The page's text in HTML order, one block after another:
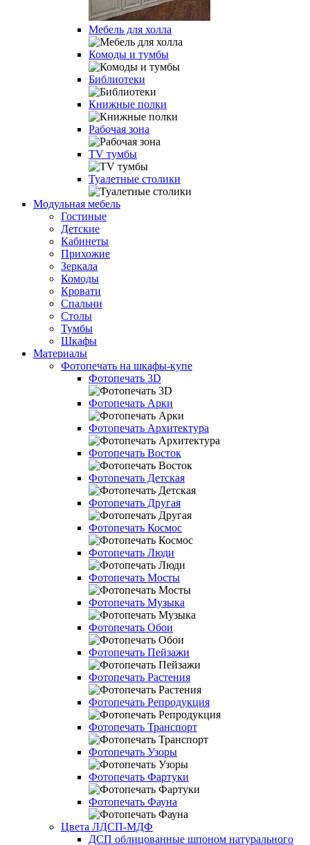
Мебель для холла
Комоды и тумбы
Библиотеки
Книжные полки
Рабочая зона
TV тумбы
Туалетные столики
Модульная мебель
Гостиные
Детские
Кабинеты
Прихожие
Зеркала
Комоды
Кровати
Спальни
Столы
Тумбы
Шкафы
Материалы
Фотопечать на шкафы-купе
Фотопечать 3D
Фотопечать Арки
Фотопечать Архитектура
Фотопечать Восток
Фотопечать Детская
Фотопечать Другая
Фотопечать Космос
Фотопечать Люди
Фотопечать Мосты
Фотопечать Музыка
Фотопечать Обои
Фотопечать Пейзажи
Фотопечать Растения
Фотопечать Репродукция
Фотопечать Транспорт
Фотопечать Узоры
Фотопечать Фартуки
Фотопечать Фауна
Цвета ЛДСП-МДФ
ДСП облицованные шпоном натурального